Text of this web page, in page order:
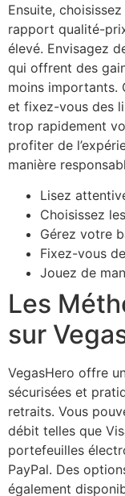
Ensuite,
rapport qualité-
élevé. Envisagez
qui offrent des
moins importants.
et fixez-vous des
trop rapidement
profiter de
manière
Lisez
Choisissez
Gérez votre
Fixez-vous
Jouez de
Les
sur
VegasHero offre
sécurisées et
retraits. Vous
débit telles que
portefeuilles
PayPal. Des
également